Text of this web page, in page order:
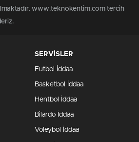
www.teknokentim.com tercih
SERVİSLER
Futbol İddaa
Basketbol İddaa
Hentbol İddaa
Bilardo İddaa
Voleybol İddaa